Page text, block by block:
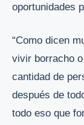
oportunidades
“Como dicen
vivir borracho
cantidad de
después de
todo eso que